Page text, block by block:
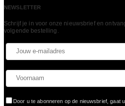
NEWSLETTER
Schrijf je in voor onze nieuwsbrief en
volgende bestelling.​
Door u te abonneren op de nieuwsbrief, gaat